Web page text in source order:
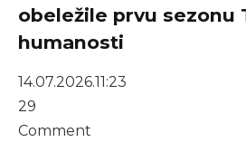
obeležile prvu sezonu
humanosti
14.07.2026.11:23
29
Comment